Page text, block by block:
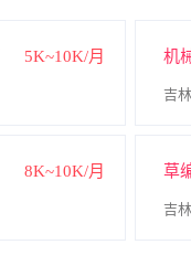
5K~10K/月 机
8K~10K/月 草